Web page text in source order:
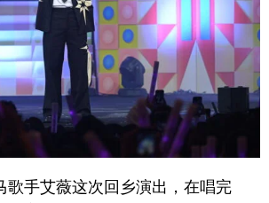
歌手艾薇这次回乡演出，在唱完